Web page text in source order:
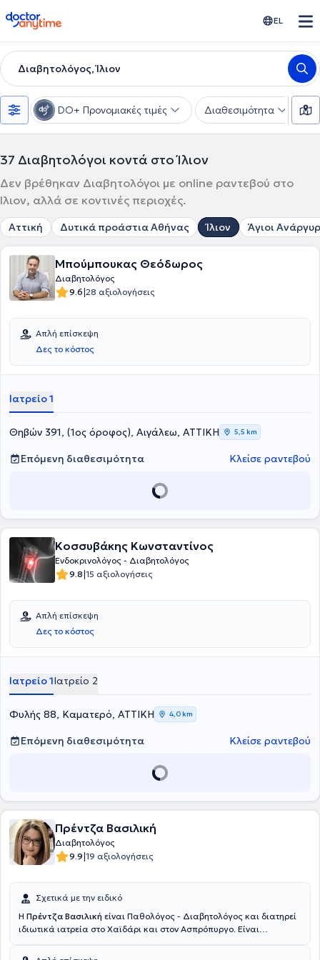
doctoranytime EL
Διαβητολόγος, Ίλιον
DO+ Προνομιακές τιμές Διαθεσιμότητα
37 Διαβητολόγοι κοντά στο Ίλιον
Δεν βρέθηκαν Διαβητολόγοι με online ραντεβού στο
Ίλιον, αλλά σε κοντινές περιοχές.
Αττική Δυτικά προάστια Αθήνας Ίλιον Άγιοι
Μπούμπουκας Θεόδωρος
Διαβητολόγος
9.6|28 αξιολογήσεις
Απλή επίσκεψη
Δες το κόστος
Ιατρείο 1
Θηβών 391, (1ος όροφος), Αιγάλεω, ΑΤΤΙΚΗ 5,5 km
Επόμενη διαθεσιμότητα Κλείσε ραντεβού
Κοσσυβάκης Κωνσταντίνος
Ενδοκρινολόγος - Διαβητολόγος
9.8|15 αξιολογήσεις
Απλή επίσκεψη
Δες το κόστος
Ιατρείο 1Ιατρείο 2
Φυλής 88, Καματερό, ΑΤΤΙΚΗ 4,0 km
Επόμενη διαθεσιμότητα Κλείσε ραντεβού
Πρέντζα Βασιλική
Διαβητολόγος
9.9|19 αξιολογήσεις
Σχετικά με την ειδικό
Η Πρέντζα Βασιλική είναι Παθολόγος - Διαβητολόγος και διατηρεί
ιδιωτικά ιατρεία στο Χαϊδάρι και στον Ασπρόπυργο. Είναι
«Σακχαρώδης Διαβήτης και Παχυσαρκία», καθώς και